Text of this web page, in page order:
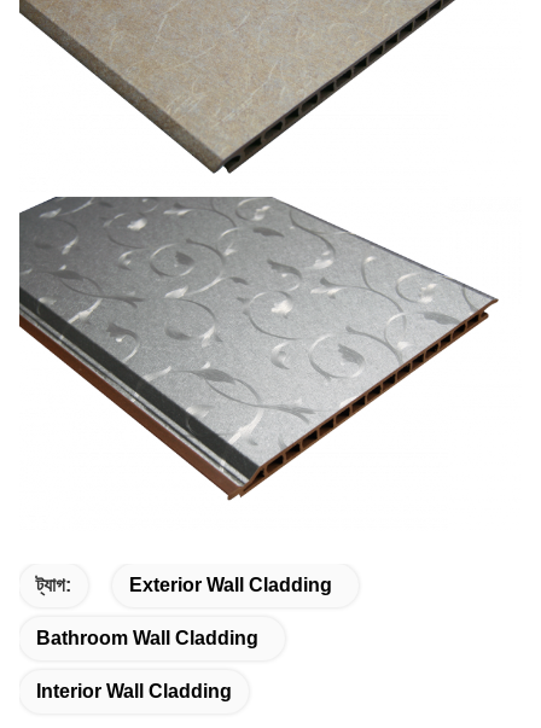
ট্যাগ: Exterior Wall Cladding
Bathroom Wall Cladding
Interior Wall Cladding